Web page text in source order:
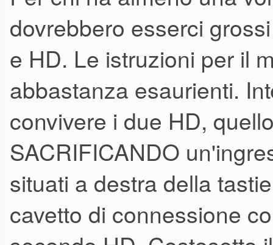
dovrebbero esserci
e HD. Le istruzioni per il
abbastanza esaurienti.
convivere i due HD,
SACRIFICANDO
situati a destra della
cavetto di connessione